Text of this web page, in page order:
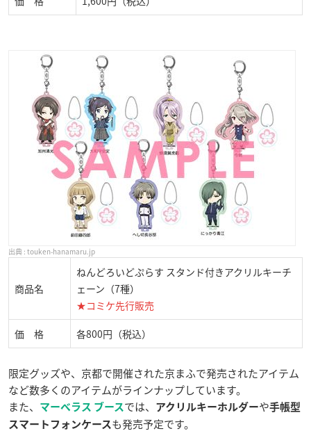
touken-hanamaru.jp
商品名
ねんどろいどぷらす スタンド付きアクリルキーチ
ェーン（7種）
★コミケ先行販売
価 格 各800円（税込）
限定グッズや、京都で開催された京まふで発売されたアイテム
など数多くのアイテムがラインナップしています。
また、
マーベラス ブース では、 アクリルキーホルダーや手帳型
スマートフォンケース も発売予定です。